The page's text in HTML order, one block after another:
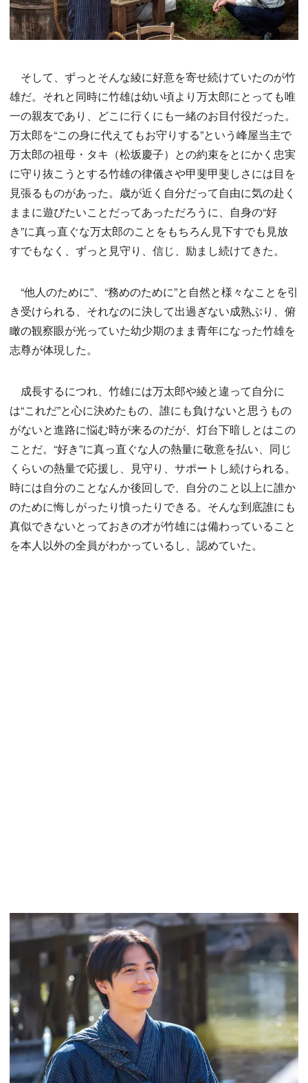
そして、ずっとそんな綾に好意を寄せ続けていたのが竹
雄だ。それと同時に竹雄は幼い頃より万太郎にとっても唯
一の親友であり、どこに行くにも一緒のお目付役だった。
万太郎を“この身に代えてもお守りする”という峰屋当主で
万太郎の祖母・タキ（松坂慶子）との約束をとにかく忠実
に守り抜こうとする竹雄の律儀さや甲斐甲斐しさには目を
見張るものがあった。歳が近く自分だって自由に気の赴く
ままに遊びたいことだってあっただろうに、自身の“好
き”に真っ直ぐな万太郎のことをもちろん見下すでも見放
すでもなく、ずっと見守り、信じ、励まし続けてきた。
“他人のために”、“務めのために”と自然と様々なことを引
き受けられる、それなのに決して出過ぎない成熟ぶり、俯
瞰の観察眼が光っていた幼少期のまま青年になった竹雄を
志尊が体現した。
成長するにつれ、竹雄には万太郎や綾と違って自分に
は“これだ”と心に決めたもの、誰にも負けないと思うもの
がないと進路に悩む時が来るのだが、灯台下暗しとはこの
ことだ。“好き”に真っ直ぐな人の熱量に敬意を払い、同じ
くらいの熱量で応援し、見守り、サポートし続けられる。
時には自分のことなんか後回しで、自分のこと以上に誰か
のために悔しがったり憤ったりできる。そんな到底誰にも
真似できないとっておきの才が竹雄には備わっていること
を本人以外の全員がわかっているし、認めていた。